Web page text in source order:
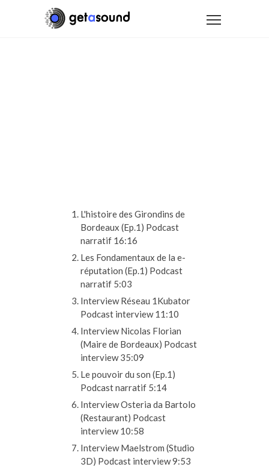
L'histoire des Girondins de
Bordeaux (Ep.1) Podcast
narratif 16:16
Les Fondamentaux de la e-
réputation (Ep.1) Podcast
narratif 5:03
Interview Réseau 1Kubator
Podcast interview 11:10
Interview Nicolas Florian
(Maire de Bordeaux) Podcast
interview 35:09
Le pouvoir du son (Ep.1)
Podcast narratif 5:14
Interview Osteria da Bartolo
(Restaurant) Podcast
interview 10:58
Interview Maelstrom (Studio
3D) Podcast interview9:53